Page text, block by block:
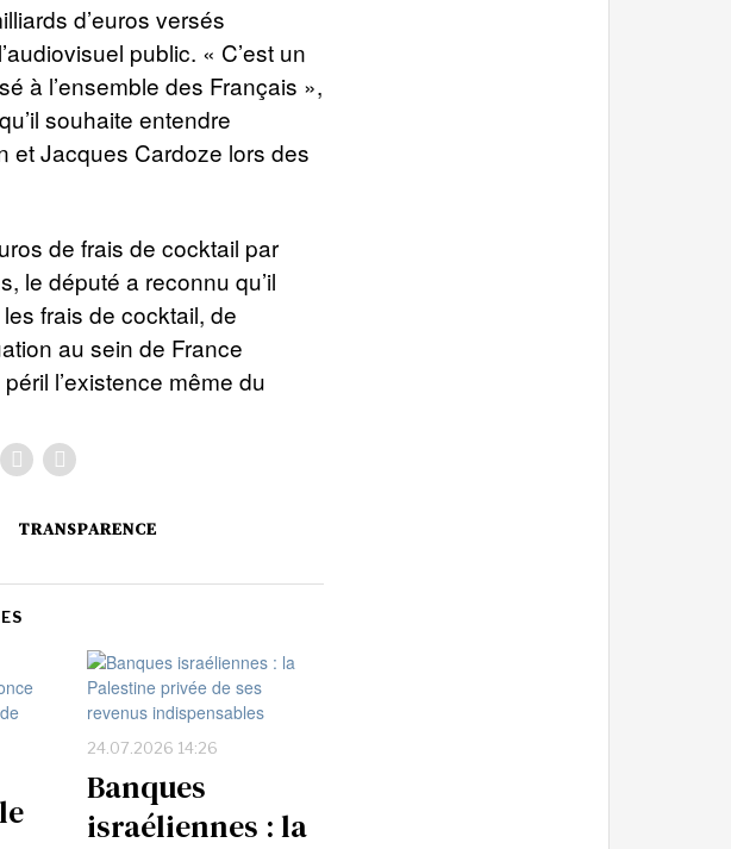
d’euros versés
public. « C’est un
à l’ensemble des Français »,
souhaite entendre
et Jacques Cardoze lors des
de frais de cocktail par
le député a reconnu qu’il
frais de cocktail, de
au sein de France
l’existence même du
TRANSPARENCE
24.07.2026 14:26
Banques
israéliennes : la